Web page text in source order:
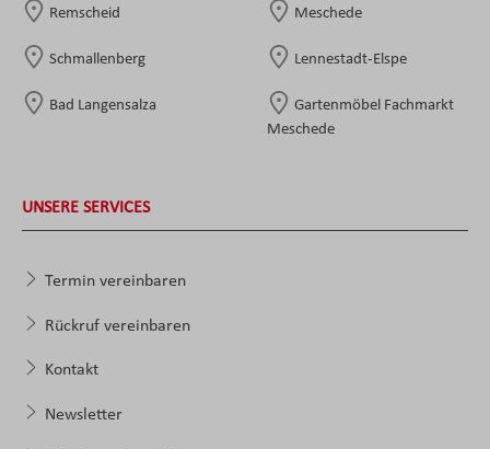
Remscheid Meschede
Schmallenberg Lennestadt-Elspe
Bad Langensalza
Gartenmöbel Fachmarkt
Meschede
UNSERE SERVICES
Termin vereinbaren
Rückruf vereinbaren
Kontakt
Newsletter